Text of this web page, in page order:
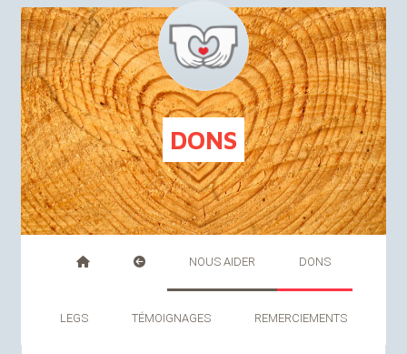
FR NL
DONS
NOUS AIDER DONS
LEGS TÉMOIGNAGES REMERCIEMENTS